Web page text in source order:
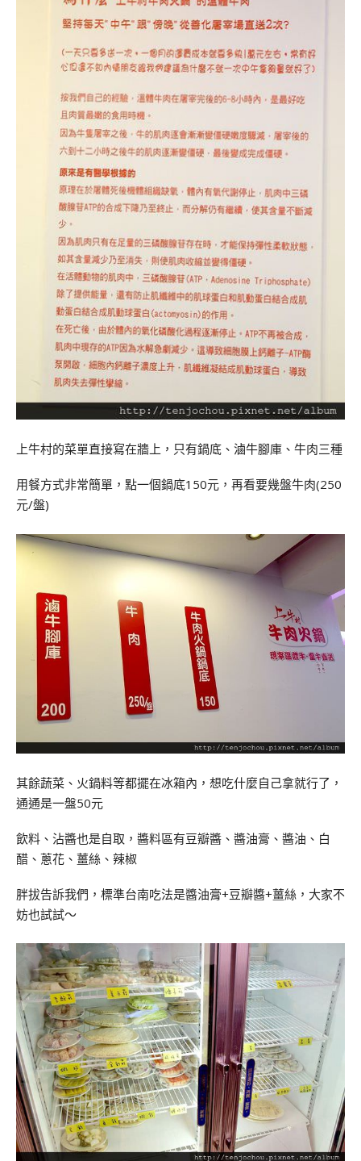
上牛村的菜單直接寫在牆上，只有鍋底、滷牛腳庫、牛肉三種
用餐方式非常簡單，點一個鍋底150元，再看要幾盤牛肉(250
元/盤)
其餘蔬菜、火鍋料等都擺在冰箱內，想吃什麼自己拿就行了，
通通是一盤50元
飲料、沾醬也是自取，醬料區有豆瓣醬、醬油膏、醬油、白
醋、蔥花、薑絲、辣椒
胖拔告訴我們，標準台南吃法是醬油膏+豆瓣醬+薑絲，大家不
妨也試試～